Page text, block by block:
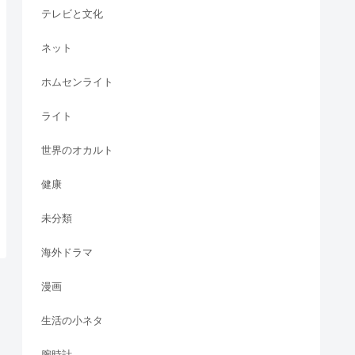
テレビと文化
ネット
ホムセンライト
ライト
世界のオカルト
健康
未分類
海外ドラマ
漫画
生活の小ネタ